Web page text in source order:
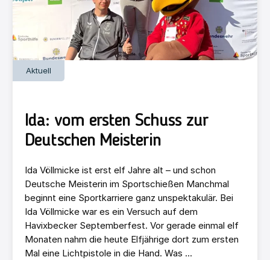
Aktuell
Ida: vom ersten Schuss zur
Deutschen Meisterin
Ida Völlmicke ist erst elf Jahre alt – und schon
Deutsche Meisterin im Sportschießen Manchmal
beginnt eine Sportkarriere ganz unspektakulär. Bei
Ida Völlmicke war es ein Versuch auf dem
Havixbecker Septemberfest. Vor gerade einmal elf
Monaten nahm die heute Elfjährige dort zum ersten
Mal eine Lichtpistole in die Hand. Was ...